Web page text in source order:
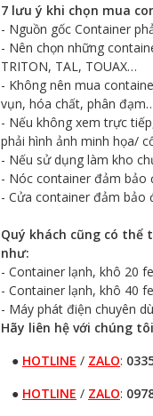
7 lưu ý khi chọn mua
- Nguồn gốc Container
- Nên chọn những
TRITON, TAL, TOUAX…
- Không nên mua
vụn, hóa chất, phân
- Nếu không xem trực
phải hình ảnh minh họa/
- Nếu sử dụng làm kho
- Nóc container đảm bảo
- Cửa container đảm bảo
Quý khách cũng có thể
như:
- Container lạnh, khô 20
- Container lạnh, khô 40
- Máy phát điện chuyên
Hãy liên hệ với chúng
● HOTLINE / ZALO:
● HOTLINE / ZALO: